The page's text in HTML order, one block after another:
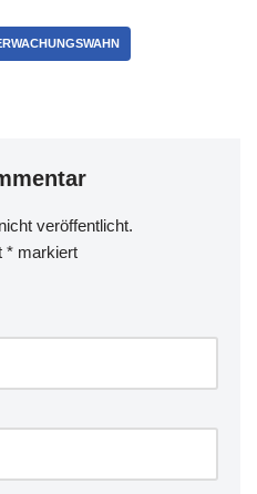
veröffentlicht.
* markiert